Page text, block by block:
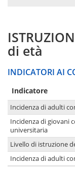
di età
INDICATORI AI
Indicatore
Incidenza di adulti
Incidenza di giovani
universitaria
Livello di istruzione
Incidenza di adulti